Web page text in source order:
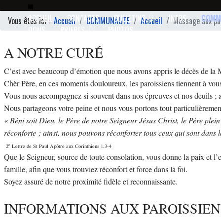
ACCUEIL CONTACTS BULLETINS INFOS
Vous êtes ici : Accueil COMMUNAUTE Accueil Message aux
A NOTRE CURÉ
C’est avec beaucoup d’émotion que nous avons appris le décès de
Chèr Père, en ces moments douloureux, les paroissiens tiennent à
Vous nous accompagnez si souvent dans nos épreuves et nos deuils
Nous partageons votre peine et nous vous portons tout
« Béni soit Dieu, le Père de notre Seigneur Jésus Christ, le Père
réconforte ; ainsi, nous pouvons réconforter tous ceux qui sont
2e Lettre de St Paul Apôtre aux Corinthiens 1,3-4
Que le Seigneur, source de toute consolation, vous donne la paix et
famille, afin que vous trouviez réconfort et force dans la foi.
Soyez assuré de notre proximité fidèle et reconnaissante.
INFORMATIONS AUX